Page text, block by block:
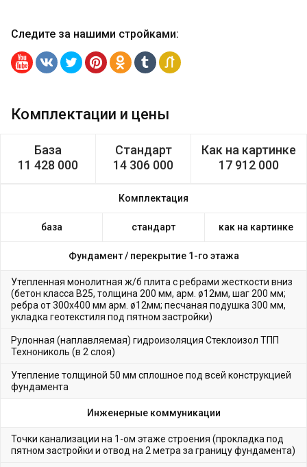
Следите за нашими стройками:
Комплектации и цены
База
11 428 000
Стандарт
14 306 000
Как на картинке
17 912 000
Комплектация
база стандарт как на картинке
Фундамент / перекрытие 1-го этажа
Утепленная монолитная ж/б плита с ребрами жесткости вниз
(бетон класса В25, толщина 200 мм, арм. ø12мм, шаг 200 мм;
ребра от 300х400 мм арм. ø12мм; песчаная подушка 300 мм,
укладка геотекстиля под пятном застройки)
Рулонная (наплавляемая) гидроизоляция Стеклоизол ТПП
Технониколь (в 2 слоя)
Утепление толщиной 50 мм сплошное под всей конструкцией
фундамента
Инженерные коммуникации
Точки канализации на 1-ом этаже строения (прокладка под
пятном застройки и отвод на 2 метра за границу фундамента)